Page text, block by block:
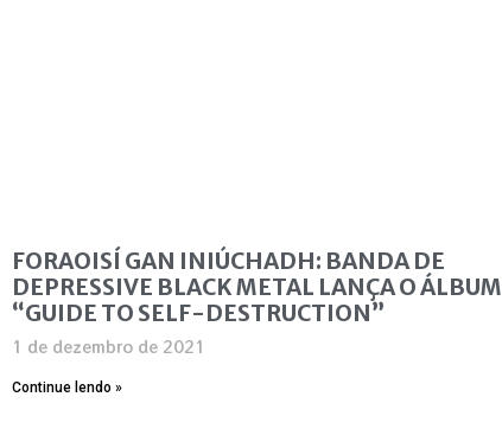
FORAOISÍ GAN INIÚCHADH: BANDA DE
DEPRESSIVE BLACK METAL LANÇA O ÁLBUM
“GUIDE TO SELF-DESTRUCTION”
1 de dezembro de 2021
Continue lendo »